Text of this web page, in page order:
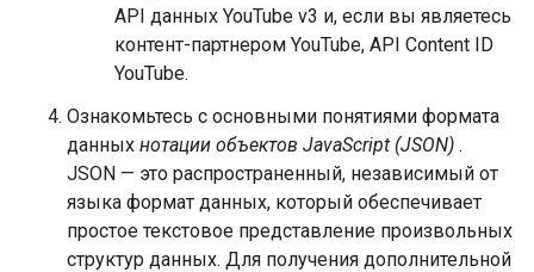
API данных YouTube v3 и, если вы являетесь
контент-партнером YouTube, API Content ID
YouTube.
Ознакомьтесь с основными понятиями формата
данных нотации объектов JavaScript (JSON) .
JSON — это распространенный, независимый от
языка формат данных, который обеспечивает
простое текстовое представление произвольных
структур данных. Для получения дополнительной